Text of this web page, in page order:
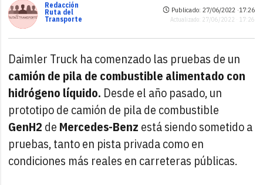
Redacción
Ruta del
Transporte
Publicado: 27/06/2022 ·17:26
Actualizado: 27/06/2022 · 17:26
Daimler Truck ha comenzado las pruebas de un
camión de pila de combustible alimentado con
hidrógeno líquido. Desde el año pasado, un
prototipo de camión de pila de combustible
GenH2 de Mercedes-Benz está siendo sometido a
pruebas, tanto en pista privada como en
condiciones más reales en carreteras públicas.